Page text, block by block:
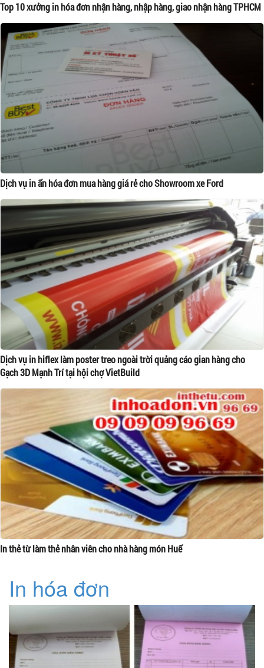
Top 10 xưởng in hóa đơn nhận hàng, nhập hàng, giao nhận hàng TPHCM
Dịch vụ in ấn hóa đơn mua hàng giá rẻ cho Showroom xe Ford
Dịch vụ in hiflex làm poster treo ngoài trời quảng cáo gian hàng cho
Gạch 3D Mạnh Trí tại hội chợ VietBuild
In thẻ từ làm thẻ nhân viên cho nhà hàng món Huế
In hóa đơn